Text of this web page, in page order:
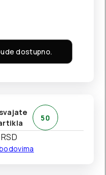
dostupno.
50